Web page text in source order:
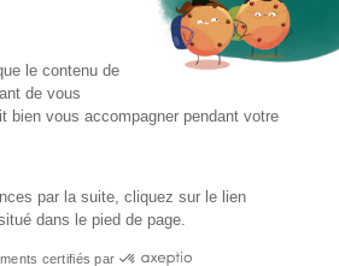
le contenu de
de vous
bien vous accompagner pendant votre
par la suite, cliquez sur le lien
dans le pied de page.
certifiés par